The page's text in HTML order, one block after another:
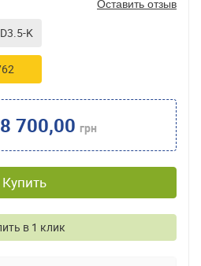
K
Оставить отзыв
700,00 грн
Купить
в 1 клик